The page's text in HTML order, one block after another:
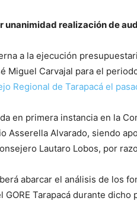
unanimidad realización de
a la ejecución
Miguel Carvajal para el
Regional de Tarapacá el
en primera instancia en la
Asserella Alvarado, siendo
Lautaro Lobos, por
abarcar el análisis de los
GORE Tarapacá durante